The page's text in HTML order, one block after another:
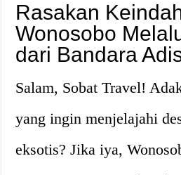
Rasakan
Wonosobo
dari Bandara
Salam, Sobat Travel!
yang ingin menjelajahi
eksotis? Jika iya,